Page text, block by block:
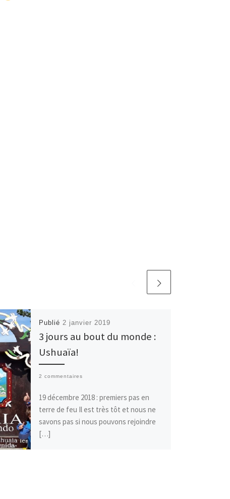
Publié 2 janvier 2019
3 jours au bout du monde :
Ushuaïa!
2 commentaires
19 décembre 2018 : premiers pas en
terre de feu Il est très tôt et nous ne
savons pas si nous pouvons rejoindre
[…]